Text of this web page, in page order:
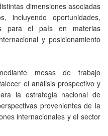
dimensiones asociadas
incluyendo oportunidades,
para el país en materias
y posicionamiento
mesas de trabajo
el análisis prospectivo y
la estrategia nacional de
provenientes de la
internacionales y el sector